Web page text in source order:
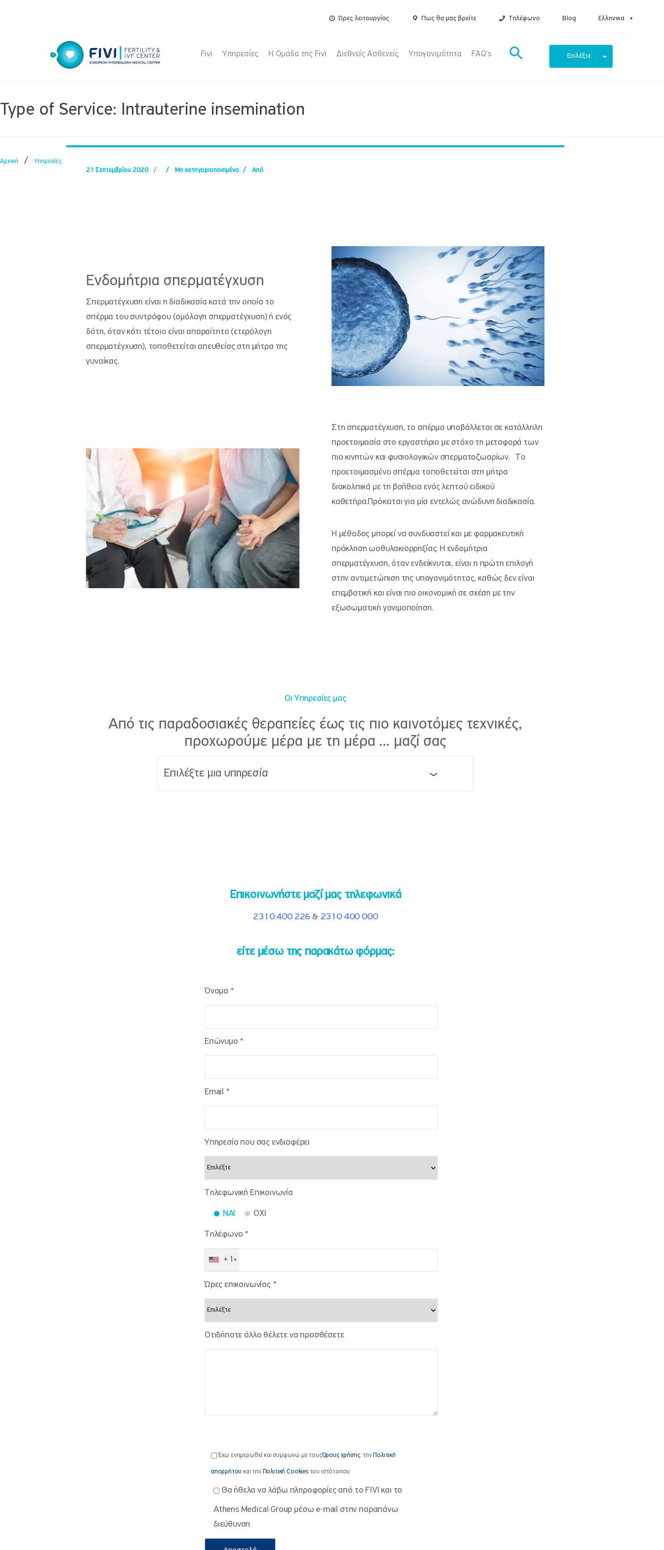
Ώρες λειτουργίας Πως θα μας βρείτε Τηλέφωνο Blog Ελληνικα
Fivi Υπηρεσίες Η Ομάδα της Fivi Διεθνείς Ασθενείς Υπογονιμότητα FAQ’s Επιλέξτε
Type of Service: Intrauterine insemination
Αρχική /
Υπηρεσίες
21 Σεπτεμβρίου 2020
/ / Μη κατηγοριοποιημένο / Από
Ενδομήτρια σπερματέγχυση
Σπερματέγχυση είναι η διαδικασία κατά την οποία το
σπέρμα του συντρόφου (ομόλογη σπερματέγχυση) ή ενός
δότη, όταν κάτι τέτοιο είναι απαραίτητο (ετερόλογη
σπερματέγχυση), τοποθετείται απευθείας στη μήτρα της
γυναίκας.
Στη σπερματέγχυση, το σπέρμα υποβάλλεται σε κατάλληλη
προετοιμασία στο εργαστήριο με στόχο τη μεταφορά των
πιο κινητών και φυσιολογικών σπερματοζωαρίων. Το
προετοιμασμένο σπέρμα τοποθετείται στη μήτρα
διακολπικά με τη βοήθεια ενός λεπτού ειδικού
καθετήρα.Πρόκειται για μία εντελώς ανώδυνη διαδικασία.
Η μέθοδος μπορεί να συνδυαστεί και με φαρμακευτική
πρόκληση ωοθυλακιορρηξίας. Η ενδομήτρια
σπερματέγχυση, όταν ενδείκνυται, είναι η πρώτη επιλογή
στην αντιμετώπιση της υπογονιμότητας, καθώς δεν είναι
επεμβατική και είναι πιο οικονομική σε σχέση με την
εξωσωματική γονιμοποίηση.
Οι Υπηρεσίες μας
Από τις παραδοσιακές θεραπείες έως τις πιο καινοτόμες τεχνικές,
προχωρούμε μέρα με τη μέρα ... μαζί σας
Επιλέξτε μια υπηρεσία
Επικοινωνήστε μαζί μας τηλεφωνικά
2310 400 226 & 2310 400 000
είτε μέσω της παρακάτω φόρμας:
Όνομα *
Επώνυμο *
Email *
Υπηρεσία που σας ενδιαφέρει
Τηλεφωνική Επικοινωνία
NAI OXI
Τηλέφωνο *
+1
Ώρες επικοινωνίας *
Οτιδήποτε άλλο θέλετε να προσθέσετε
Έχω ενημερωθεί και συμφωνώ με τουςΌρους χρήσης, την Πολιτική
απορρήτου και την Πολιτική Cookiesτου ιστότοπου.
Θα ήθελα να λάβω πληροφορίες από το FIVI και το
Athens Medical Group μέσω e-mail στην παραπάνω
διεύθυνση